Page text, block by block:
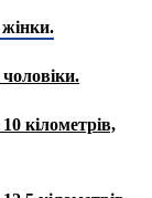
кілометрів,